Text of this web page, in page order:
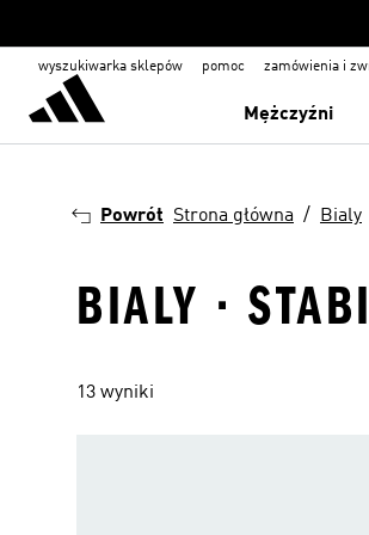
wyszukiwarka sklepów pomoc zamówienia i
Mężczyźni
Powrót Strona główna Bialy
BIALY ·
13 wyniki